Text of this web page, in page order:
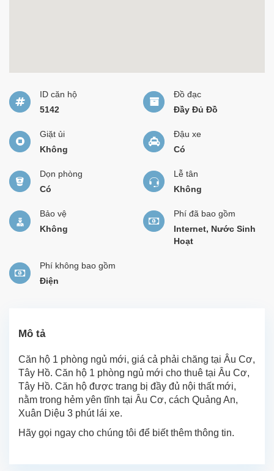
ID căn hộ
5142
Đồ đạc
Đầy Đủ Đồ
Giặt ủi
Không
Đậu xe
Có
Dọn phòng
Có
Lễ tân
Không
Bảo vệ
Không
Phí đã bao gồm
Internet, Nước Sinh
Hoạt
Phí không bao gồm
Điện
Mô tả
Căn hộ 1 phòng ngủ mới, giá cả phải chăng tại Âu Cơ,
Tây Hồ. Căn hộ 1 phòng ngủ mới cho thuê tại Âu Cơ,
Tây Hồ. Căn hộ được trang bị đầy đủ nội thất mới,
nằm trong hẻm yên tĩnh tại Âu Cơ, cách Quảng An,
Xuân Diệu 3 phút lái xe.
Hãy gọi ngay cho chúng tôi để biết thêm thông tin.